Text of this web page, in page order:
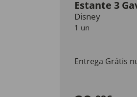
Estante 3
Disney
1 un
Entrega Grátis